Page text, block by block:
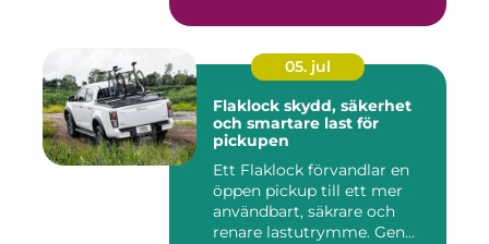
05. jul
Flaklock skydd, säkerhet
och smartare last för
pickupen
Ett Flaklock förvandlar en
öppen pickup till ett mer
användbart, säkrare och
renare lastutrymme. Gen...